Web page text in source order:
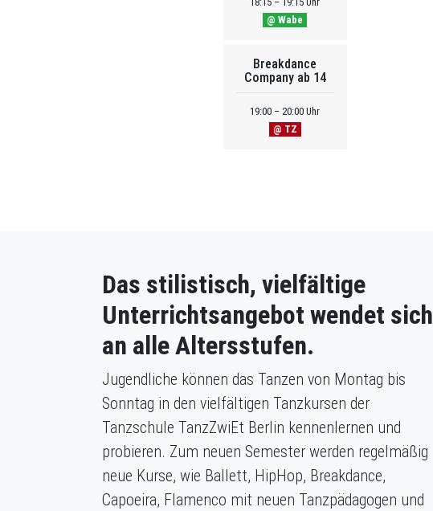
@ Wabe
Breakdance
Company ab 14
19:00 – 20:00 Uhr
@ TZ
Das stilistisch, vielfältige
Unterrichtsangebot wendet sich
an alle Altersstufen.
Jugendliche können das Tanzen von Montag bis
Sonntag in den vielfältigen Tanzkursen der
Tanzschule TanzZwiEt Berlin kennenlernen und
probieren. Zum neuen Semester werden regelmäßig
neue Kurse, wie Ballett, HipHop, Breakdance,
Capoeira, Flamenco mit neuen Tanzpädagogen und